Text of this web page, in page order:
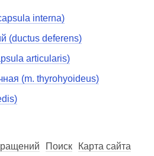
interna)
(ductus deferens)
articularis)
(m. thyrohyoideus)
Поиск Карта сайта